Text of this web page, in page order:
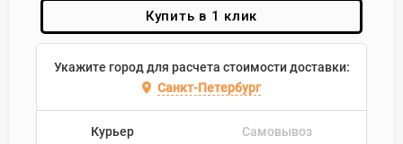
Купить в 1 клик
Укажите город для расчета стоимости доставки:
Санкт-Петербург
Курьер Самовывоз